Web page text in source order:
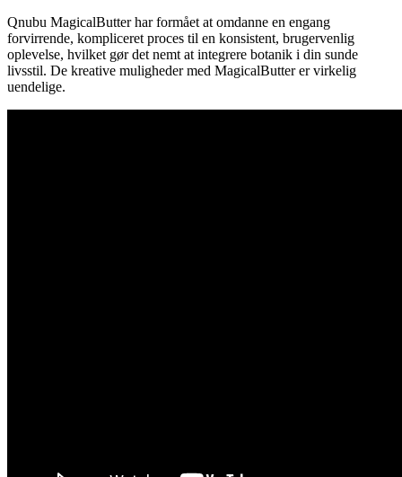
Qnubu MagicalButter har formået at omdanne en engang
forvirrende, kompliceret proces til en konsistent, brugervenlig
oplevelse, hvilket gør det nemt at integrere botanik i din sunde
livsstil. De kreative muligheder med MagicalButter er virkelig
uendelige.